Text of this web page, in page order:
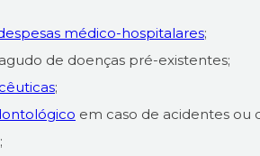
médico-hospitalares;
de doenças pré-existentes;
;
em caso de acidentes ou